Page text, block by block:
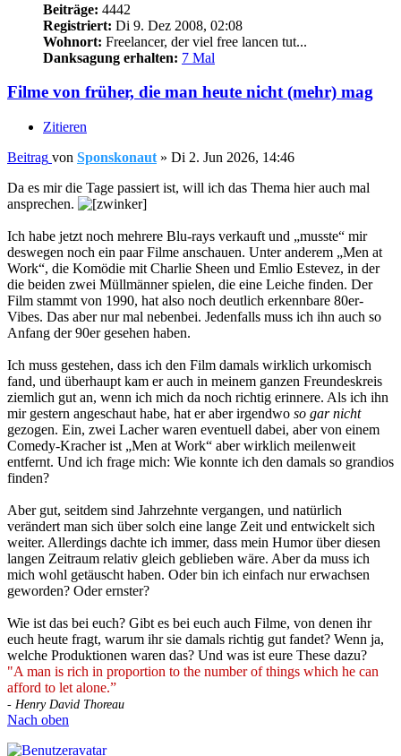
Beiträge: 4442
Registriert: Di 9. Dez 2008, 02:08
Wohnort: Freelancer, der viel free lancen tut...
Danksagung erhalten: 7 Mal
Filme von früher, die man heute nicht (mehr) mag
Zitieren
Beitrag von Sponskonaut » Di 2. Jun 2026, 14:46
Da es mir die Tage passiert ist, will ich das Thema hier auch mal
ansprechen.
Ich habe jetzt noch mehrere Blu-rays verkauft und „musste“ mir
deswegen noch ein paar Filme anschauen. Unter anderem „Men at
Work“, die Komödie mit Charlie Sheen und Emlio Estevez, in der
die beiden zwei Müllmänner spielen, die eine Leiche finden. Der
Film stammt von 1990, hat also noch deutlich erkennbare 80er-
Vibes. Das aber nur mal nebenbei. Jedenfalls muss ich ihn auch so
Anfang der 90er gesehen haben.
Ich muss gestehen, dass ich den Film damals wirklich urkomisch
fand, und überhaupt kam er auch in meinem ganzen Freundeskreis
ziemlich gut an, wenn ich mich da noch richtig erinnere. Als ich ihn
mir gestern angeschaut habe, hat er aber irgendwo so gar nicht
gezogen. Ein, zwei Lacher waren eventuell dabei, aber von einem
Comedy-Kracher ist „Men at Work“ aber wirklich meilenweit
entfernt. Und ich frage mich: Wie konnte ich den damals so grandios
finden?
Aber gut, seitdem sind Jahrzehnte vergangen, und natürlich
verändert man sich über solch eine lange Zeit und entwickelt sich
weiter. Allerdings dachte ich immer, dass mein Humor über diesen
langen Zeitraum relativ gleich geblieben wäre. Aber da muss ich
mich wohl getäuscht haben. Oder bin ich einfach nur erwachsen
geworden? Oder ernster?
Wie ist das bei euch? Gibt es bei euch auch Filme, von denen ihr
euch heute fragt, warum ihr sie damals richtig gut fandet? Wenn ja,
welche Produktionen waren das? Und was ist eure These dazu?
"A man is rich in proportion to the number of things which he can
afford to let alone.”
- Henry David Thoreau
Nach oben